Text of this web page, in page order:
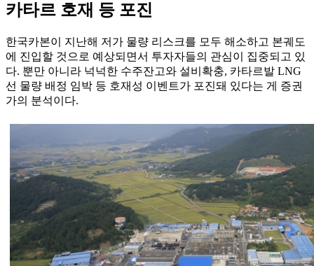
카타르 호재 등 포진
한국카본이 지난해 저가 물량 리스크를 모두 해소하고 본궤도
에 진입할 것으로 예상되면서 투자자들의 관심이 집중되고 있
다. 뿐만 아니라 넉넉한 수주잔고와 설비확충, 카타르발 LNG
선 물량 배정 임박 등 호재성 이벤트가 포진돼 있다는 게 증권
가의 분석이다.